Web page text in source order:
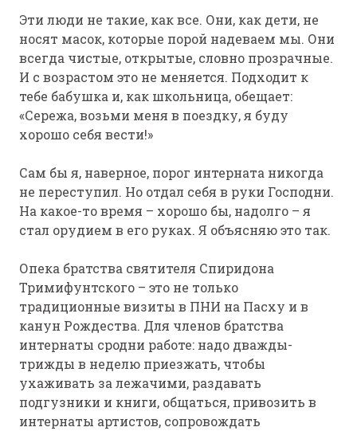
Эти люди не такие, как все. Они, как дети, не
носят масок, которые порой надеваем мы. Они
всегда чистые, открытые, словно прозрачные.
И с возрастом это не меняется. Подходит к
тебе бабушка и, как школьница, обещает:
«Сережа, возьми меня в поездку, я буду
хорошо себя вести!»
Сам бы я, наверное, порог интерната никогда
не переступил. Но отдал себя в руки Господни.
На какое-то время – хорошо бы, надолго – я
стал орудием в его руках. Я объясняю это так.
Опека братства святителя Спиридона
Тримифунтского – это не только
традиционные визиты в ПНИ на Пасху и в
канун Рождества. Для членов братства
интернаты сродни работе: надо дважды-
трижды в неделю приезжать, чтобы
ухаживать за лежачими, раздавать
подгузники и книги, общаться, привозить в
интернаты артистов, сопровождать